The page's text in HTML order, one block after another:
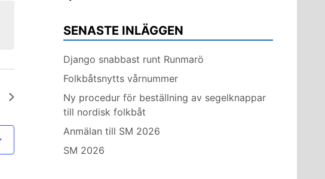
SENASTE INLÄGGEN
Django snabbast runt Runmarö
Folkbåtsnytts vårnummer
Ny procedur för beställning av segelknappar
till nordisk folkbåt
Anmälan till SM 2026
SM 2026